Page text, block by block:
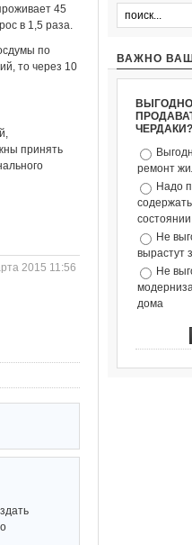
45
в 1,5 раза.
по
то через 10
принять
2015 11:56
ВАЖНО
ЧЕРДАКИ?
ремонт
Надо
состоянии
Не
вырастут
Не
дома